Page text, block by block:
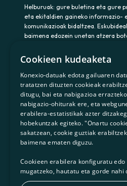
Helburuak: gure buletina eta gure
eta ekitaldien gaineko informazio-
komunikazioak bidaltzea.
baimena edozein unetan atzera
eta datuak atzitu, zuzendu eta
eta gainerako eskubideak
somenergia@delegado-datos.com
Informazio osagarria:
900 103 605
Cookieen kudeaketa
Konexio-datuak edota gailuaren
tratatzen dituzten cookieak
ditugu, bai eta nabigazioa errazteko
nabigazio-ohiturak ere, eta
erabilera-estatistikak azter
hobekuntzak egiteko. "Onartu
sakatzean, cookie guztiak
baimena ematen diguzu.
Cookieen erabilera konfiguratu edo
mugatzeko, hautatu eta gorde nahi